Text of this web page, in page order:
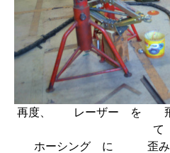
再度、 レーザー を
て
ホーシング に 歪